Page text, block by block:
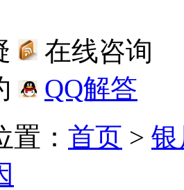
在线咨询
QQ解答
： 首页 >